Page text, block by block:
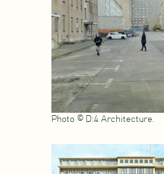
Photo © D:4 Architecture.